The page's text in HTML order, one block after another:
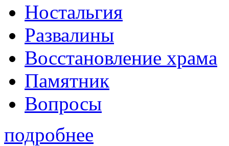
Ностальгия
Развалины
Восстановление храма
Памятник
Вопросы
подробнее